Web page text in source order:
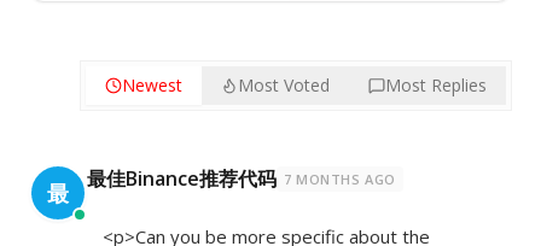
Newest Most Voted Most Replies
最 最佳Binance推荐代码 7 MONTHS AGO
<p>Can you be more specific about the